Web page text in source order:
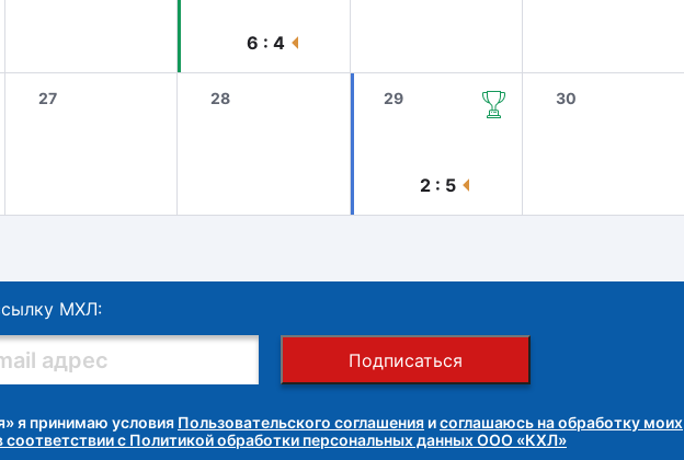
6 : 4
27 28 29
2 : 5
30
МХЛ:
Подписаться
я принимаю условия Пользовательского соглашения исоглашаюсь на обработку моих
соответствии с Политикой обработки персональных данных ООО «КХЛ»